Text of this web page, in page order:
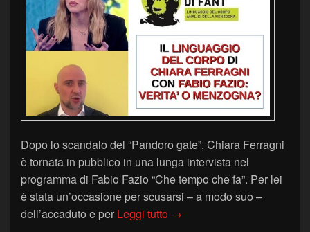
Dopo lo scandalo del “Pandoro gate”, Chiara Ferragni
è tornata in pubblico in una lunga intervista nel
programma di Fabio Fazio “Che tempo che fa”. Per lei
è stata un’occasione per scusarsi – a modo suo –
dell’accaduto e per Leggi tutto Il Linguaggio del Corpo di
→